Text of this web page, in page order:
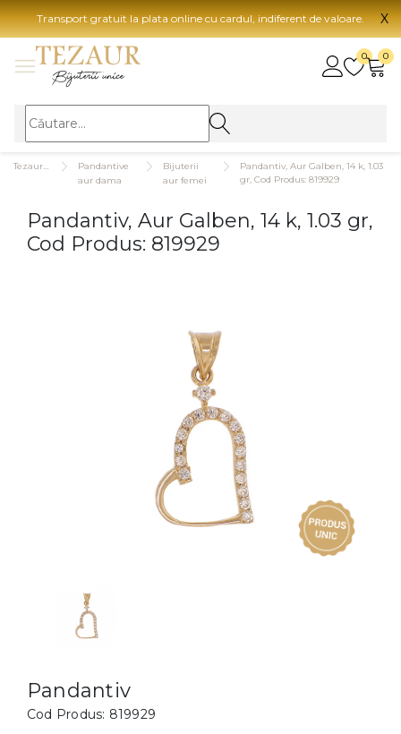
Transport gratuit la plata online cu cardul, indiferent de valoare. X
0 0
BIJUTERII
BIJUTERII FEMEI
Inele
Bratari
BIJUTERII COPII
Cercei
Bratari
Pandantive
aur dama
Bijuterii
aur femei
Pandantiv, Aur Galben, 14 k, 1.03
gr, Cod Produs: 819929
Pandantiv, Aur Galben, 14 k, 1.03 gr,
Cod Produs: 819929
Pandantiv
Cod Produs: 819929